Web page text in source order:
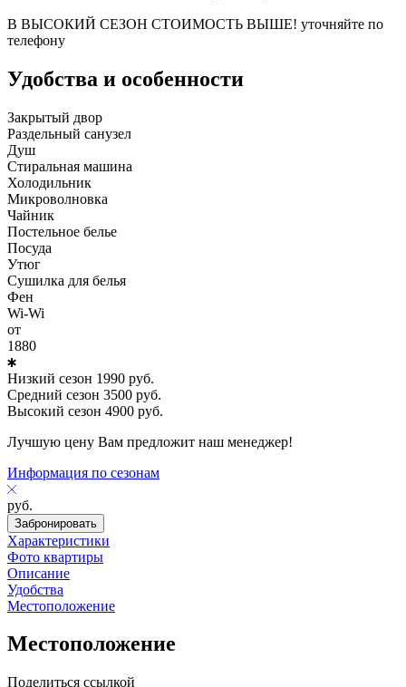
В ВЫСОКИЙ СЕЗОН СТОИМОСТЬ ВЫШЕ! уточняйте по
телефону
Удобства и особенности
Закрытый двор
Раздельный санузел
Душ
Стиральная машина
Холодильник
Микроволновка
Чайник
Постельное белье
Посуда
Утюг
Сушилка для белья
Фен
Wi-Wi
от
1880
Низкий сезон 1990 руб.
Средний сезон 3500 руб.
Высокий сезон 4900 руб.
Лучшую цену Вам предложит наш менеджер!
Информация по сезонам
руб.
Забронировать
Характеристики
Фото квартиры
Описание
Удобства
Местоположение
Местоположение
Поделиться ссылкой